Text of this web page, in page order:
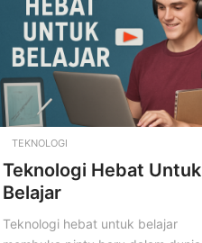
TEKNOLOGI
Teknologi Hebat Untuk
Belajar
Teknologi hebat untuk belajar